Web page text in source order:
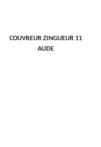
COUVREUR ZINGUEUR 11
AUDE